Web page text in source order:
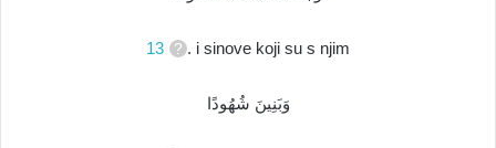
13 . i sinove koji su s njim
وَبَنِينَ شُهُودًا